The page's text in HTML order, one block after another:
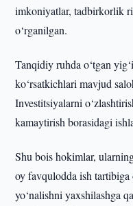
imkoniyatlar, tadbirkorlik
o‘rganilgan.
Tanqidiy ruhda o‘tgan
ko‘rsatkichlari mavjud
Investitsiyalarni
kamaytirish borasidagi
Shu bois hokimlar,
oy favqulodda ish tartibiga
yo‘nalishni yaxshilashga